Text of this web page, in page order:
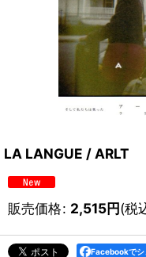
LA LANGUE / ARLT
販売価格: 2,515円(税
Facebookでシ